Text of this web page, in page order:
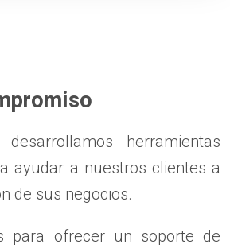
herramientas
ayudar a nuestros clientes a
de sus negocios.
para ofrecer un soporte de